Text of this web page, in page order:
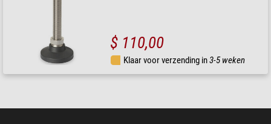
$ 110,00
Klaar voor verzending in3-5 weken